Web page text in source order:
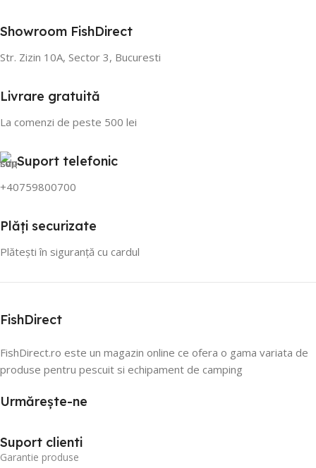
Showroom FishDirect
Str. Zizin 10A, Sector 3, Bucuresti
Livrare gratuită
La comenzi de peste 500 lei
Suport telefonic
+40759800700
Plăți securizate
Plătești în siguranță cu cardul
FishDirect
FishDirect.ro este un magazin online ce ofera o gama variata de
produse pentru pescuit si echipament de camping
Urmărește-ne
Suport clienti
Garantie produse